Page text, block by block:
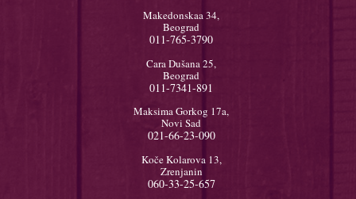
Makedonskaa 34,
Beograd
011-765-3790
Cara Dušana 25,
Beograd
011-7341-891
Maksima Gorkog 17a,
Novi Sad
021-66-23-090
Koče Kolarova 13,
Zrenjanin
060-33-25-657